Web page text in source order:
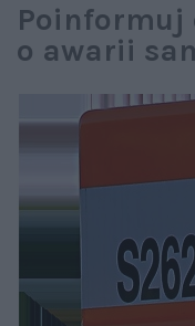
Poinformuj
o awarii